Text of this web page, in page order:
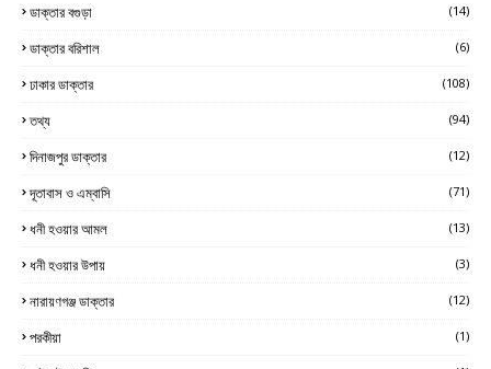
ডাক্তার বগুড়া (14)
ডাক্তার বরিশাল (6)
ঢাকার ডাক্তার (108)
তথ্য (94)
দিনাজপুর ডাক্তার (12)
দূতাবাস ও এম্বাসি (71)
ধনী হওয়ার আমল (13)
ধনী হওয়ার উপায় (3)
নারায়ণগঞ্জ ডাক্তার (12)
পরকীয়া (1)